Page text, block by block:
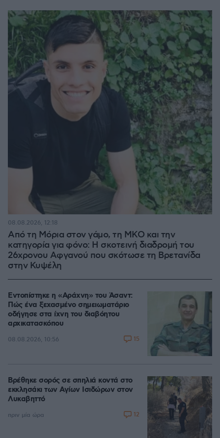
Από τη Μόρια στον γάμο, τη ΜΚΟ και την
κατηγορία για φόνο: Η σκοτεινή διαδρομή του
26χρονου Αφγανού που σκότωσε τη Βρετανίδα
στην Κυψέλη
08.08.2026, 12:18
Εντοπίστηκε η «Αράχνη» του Άσαντ:
Πώς ένα ξεχασμένο σημειωματάριο
οδήγησε στα ίχνη του διαβόητου
αρχικατασκόπου
08.08.2026, 10:56 15
Βρέθηκε σορός σε σπηλιά κοντά στο
εκκλησάκι των Αγίων Ισιδώρων στον
Λυκαβηττό
πριν μία ώρα 12